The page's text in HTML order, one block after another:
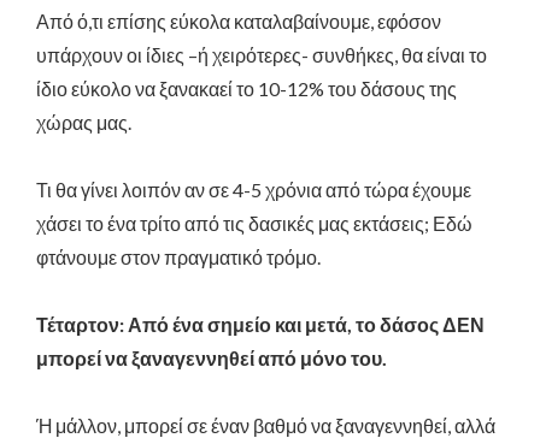
Από ό,τι επίσης εύκολα καταλαβαίνουμε, εφόσον
υπάρχουν οι ίδιες –ή χειρότερες- συνθήκες, θα είναι το
ίδιο εύκολο να ξανακαεί το 10-12% του δάσους της
χώρας μας.
Τι θα γίνει λοιπόν αν σε 4-5 χρόνια από τώρα έχουμε
χάσει το ένα τρίτο από τις δασικές μας εκτάσεις; Εδώ
φτάνουμε στον πραγματικό τρόμο.
Τέταρτον: Από ένα σημείο και μετά, το δάσος ΔΕΝ
μπορεί να ξαναγεννηθεί από μόνο του.
Ή μάλλον, μπορεί σε έναν βαθμό να ξαναγεννηθεί, αλλά